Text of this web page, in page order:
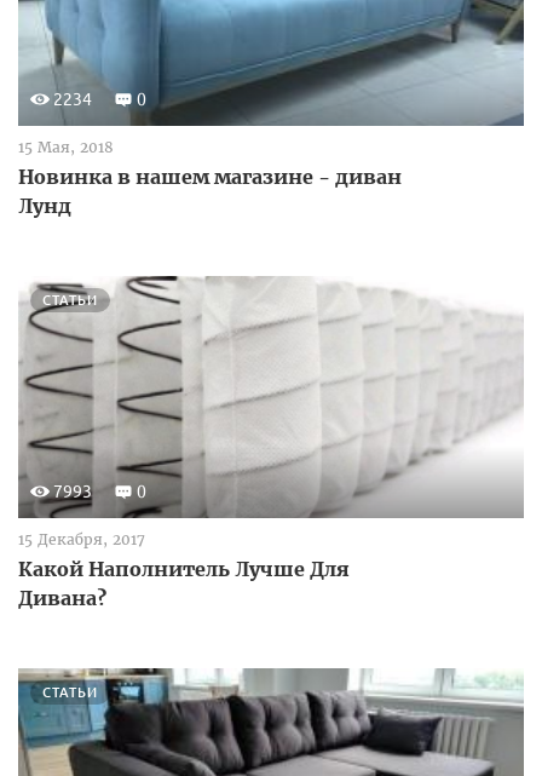
2234 0
15 Мая, 2018
Новинка в нашем магазине - диван
Лунд
СТАТЬИ
7993 0
15 Декабря, 2017
Какой Наполнитель Лучше Для
Дивана?
СТАТЬИ